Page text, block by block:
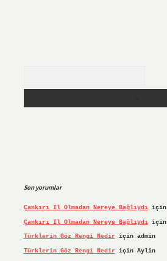
Son yorumlar
Çankırı Il Olmadan Nereye Bağlıydıiçin
Çankırı Il Olmadan Nereye Bağlıydıiçin
Türklerin Göz Rengi Nediriçin admin
Türklerin Göz Rengi Nediriçin Aylin